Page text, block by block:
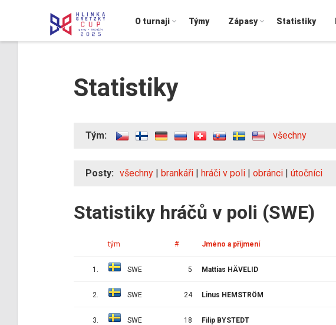
O turnaji Týmy Zápasy Statistiky
Statistiky
Tým: všechny
Posty: všechny | brankáři | hráči v poli | obránci | útočníci
Statistiky hráčů v poli (SWE)
tým # Jméno a příjmení
1. SWE 5 Mattias HÄVELID
2. SWE 24 Linus HEMSTRÖM
3. SWE 18 Filip BYSTEDT